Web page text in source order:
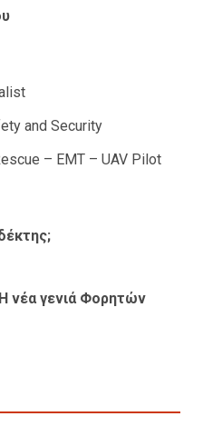
and Security
– EMT – UAV Pilot
νέα γενιά Φορητών